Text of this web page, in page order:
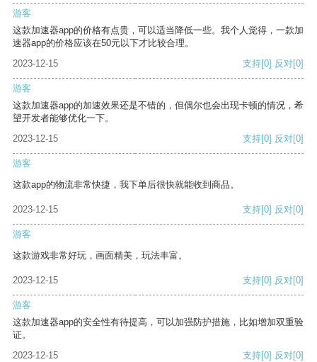
游客
这款加速器app的价格有点贵，可以适当降低一些。我个人觉得，一款加
速器app的价格应该在50元以下才比较合理。
2023-12-15
支持[0] 反对[0]
游客
这款加速器app的加速效果还是不错的，但偶尔也会出现卡顿的情况，希
望开发者能够优化一下。
2023-12-15
支持[0] 反对[0]
游客
这款app的物流非常快捷，我下单后很快就能收到商品。
2023-12-15 支持[0] 反对[0]
游客
这款游戏非常好玩，画面精美，玩法丰富。
2023-12-15 支持[0] 反对[0]
游客
这款加速器app的安全性有待提高，可以加强防护措施，比如增加双重验
证。
2023-12-15
支持[0] 反对[0]